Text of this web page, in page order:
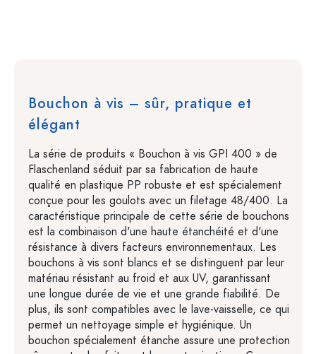
Bouchon à vis – sûr, pratique et
élégant
La série de produits « Bouchon à vis GPI 400 » de
Flaschenland séduit par sa fabrication de haute
qualité en plastique PP robuste et est spécialement
conçue pour les goulots avec un filetage 48/400. La
caractéristique principale de cette série de bouchons
est la combinaison d'une haute étanchéité et d'une
résistance à divers facteurs environnementaux. Les
bouchons à vis sont blancs et se distinguent par leur
matériau résistant au froid et aux UV, garantissant
une longue durée de vie et une grande fiabilité. De
plus, ils sont compatibles avec le lave-vaisselle, ce qui
permet un nettoyage simple et hygiénique. Un
bouchon spécialement étanche assure une protection